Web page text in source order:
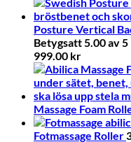
Posture Vertical
Betygsatt 5.00av 5
999.00 kr
Massage Foam
Fotmassage Roller